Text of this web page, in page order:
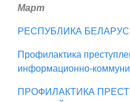
Март
РЕСПУБЛИКА
Профилактика
информационно-
ПРОФИЛАКТИКА